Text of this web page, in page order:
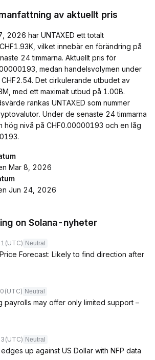
av aktuellt pris
2026 har UNTAXED ett totalt
vilket innebär en förändring på
24 timmarna. Aktuellt pris för
medan handelsvolymen under
Det cirkulerande utbudet av
med ett maximalt utbud på 1.00B.
rankas UNTAXED som nummer
Under de senaste 24 timmarna
hög nivå på CHF0.00000193 och en låg
Mar 8, 2026
Jun 24, 2026
on Solana-nyheter
(UTC) Neutral
Forecast: Likely to find direction after
(UTC) Neutral
payrolls may offer only limited support –
(UTC) Neutral
up against US Dollar with NFP data